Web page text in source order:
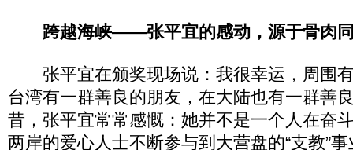
跨越海峡——张平宜的感动，源于骨肉
张平宜在颁奖现场说：我很幸运，周围
台湾有一群善良的朋友，在大陆也有一群善
昔，张平宜常常感慨：她并不是一个人在奋
两岸的爱心人士不断参与到大营盘的“支教”